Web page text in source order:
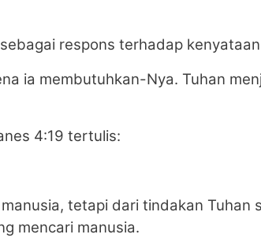
respons terhadap
ia membutuhkan-Nya. Tuhan
4:19 tertulis:
tetapi dari tindakan Tuhan
mencari manusia.